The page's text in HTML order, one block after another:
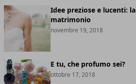
Idee preziose e lucenti:
matrimonio
novembre 19, 2018
E tu, che profumo sei?
ottobre 17, 2018